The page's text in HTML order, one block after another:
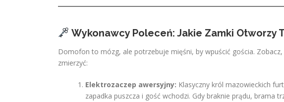
Wykonawcy Poleceń: Jakie Zamki Otworzy
Domofon to mózg, ale potrzebuje mięśni, by wpuścić gościa.
zmierzyć:
Elektrozaczep awersyjny: Klasyczny król mazowieckich
zapadka puszcza i gość wchodzi. Gdy braknie prądu, brama